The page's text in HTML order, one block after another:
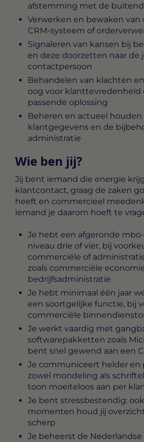
afstemming met de
Verwerken en bewaken van
CRM-systeem of
Signaleren van kansen bij
en deze doorzetten naar de
contactpersoon
Behandelen van klachten
oog voor klanttevredenheid
passende oplossing
Beheren en actueel houden
klantgegevens en de
administratie
Wie ben jij?
Jij bent iemand die energie
klantcontact, graag de zaken
heeft en commercieel
iemand je daarom hoeft te
Je hebt een afgeronde
niveau drie of vier, bij
commerciële of
zoals commerciële
bedrijfsadministratie
Je hebt minimaal één jaar
een soortgelijke functie, bij
commerciële
Je werkt vaardig met
softwarepakketten zoals
bent snel gewend aan een
Je communiceert helder en
zowel mondeling als
toon moeiteloos aan per
Je bent stressbestendig:
momenten houd jij
scherp
Je beheerst de